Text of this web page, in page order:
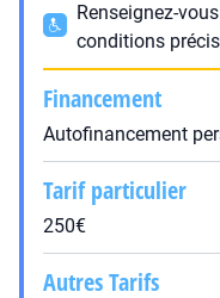
Renseignez-
conditions
Financement
Autofinancement
Tarif particulier
250€
Autres Tarifs